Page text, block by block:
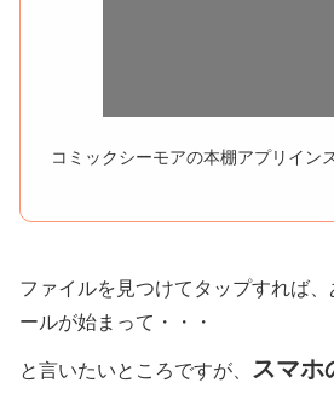
コミックシーモアの本棚アプリイン
ファイルを見つけてタップすれば
ールが始まって・・・
と言いたいところですが、
スマホ